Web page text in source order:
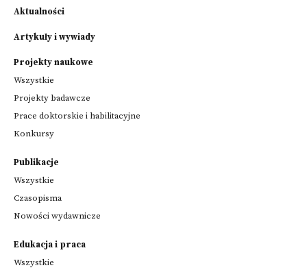
Aktualności
Artykuły i wywiady
Projekty naukowe
Wszystkie
Projekty badawcze
Prace doktorskie i habilitacyjne
Konkursy
Publikacje
Wszystkie
Czasopisma
Nowości wydawnicze
Edukacja i praca
Wszystkie